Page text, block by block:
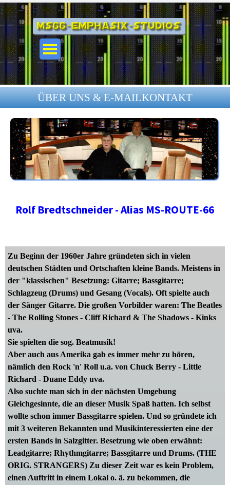
Direkt zum Seiteninhalt
Menü überspringen
ÜBER UNS & E-MAILKONTAKT
Rolf Bredtschneider - Alias MS-ROUTE-66
Zu Beginn der 1960er Jahre gründeten sich in vielen
deutschen Städten und Ortschaften kleine Bands. Meistens in
der "klassischen" Besetzung: Gitarre; Bassgitarre;
Schlagzeug (Drums) und Gesang (Vocals). Oft spielte auch
der Sänger Gitarre. Die großen Vorbilder waren: The Beatles
- The Rolling Stones - Cliff Richard & The Shadows - Kinks
uva.
Sie spielten die sog. Beatmusik!
Aber auch aus Amerika gab es immer mehr zu hören,
nämlich den Rock 'n' Roll u.a. von Chuck Berry - Little
Richard - Duane Eddy uva.
Also suchte man sich in der nächsten Umgebung
Gleichgesinnte, die an dieser Musik Spaß hatten. Ich selbst
wollte schon immer Bassgitarre spielen. Und so gründete ich
mit 3 weiteren Bekannten und Musikinteressierten eine der
ersten Bands in Salzgitter. Besetzung wie oben erwähnt:
Leadgitarre; Rhythmgitarre; Bassgitarre und Drums. (THE
ORIG. STRANGERS) Zu dieser Zeit war es kein Problem,
einen Auftritt in einem Lokal o. ä. zu bekommen, die